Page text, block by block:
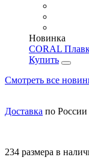
Новинка
CORAL
Купить
Смотреть все
Доставка по России
234 размера в